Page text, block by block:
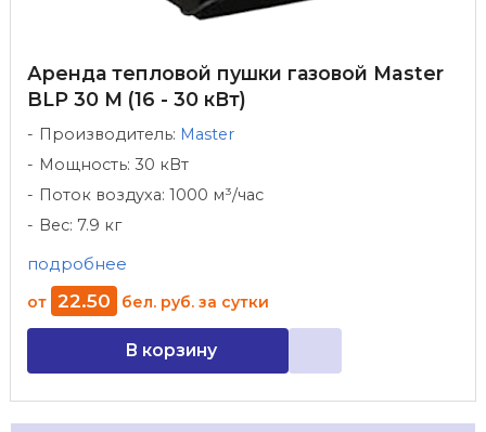
Аренда тепловой пушки газовой Master
BLP 30 M (16 - 30 кВт)
Производитель: Master
Мощность: 30 кВт
Поток воздуха: 1000 м³/час
Вес: 7.9 кг
подробнее
от 22.50 бел. руб. за сутки
В корзину